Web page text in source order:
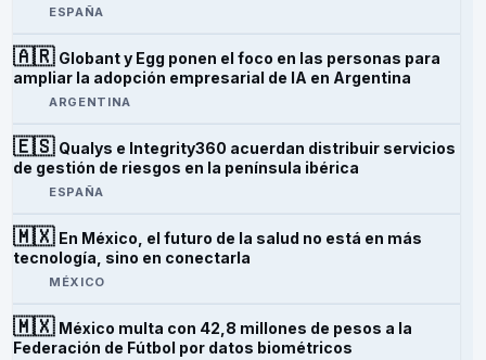
ESPAÑA
🇦🇷 Globant y Egg ponen el foco en las personas para
ampliar la adopción empresarial de IA en Argentina
ARGENTINA
🇪🇸 Qualys e Integrity360 acuerdan distribuir servicios
de gestión de riesgos en la península ibérica
ESPAÑA
🇲🇽 En México, el futuro de la salud no está en más
tecnología, sino en conectarla
MÉXICO
🇲🇽 México multa con 42,8 millones de pesos a la
Federación de Fútbol por datos biométricos